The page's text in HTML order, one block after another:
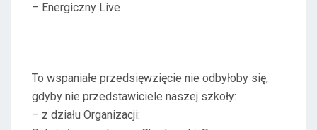
– Energiczny Live
To wspaniałe przedsięwzięcie nie odbyłoby się,
gdyby nie przedstawiciele naszej szkoły:
– z działu Organizacji: